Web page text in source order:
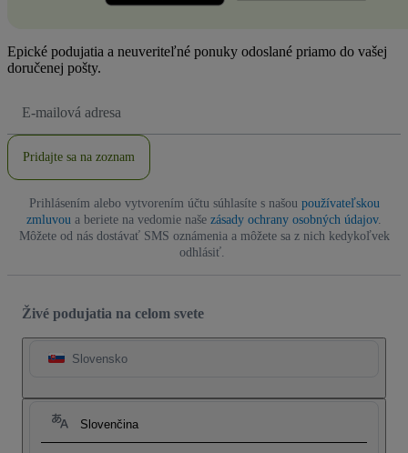
Epické podujatia a neuveriteľné ponuky odoslané priamo do vašej
doručenej pošty.
mailová
Pridajte sa na zoznam
Prihlásením alebo vytvorením účtu súhlasíte s našou používateľskou
zmluvou a beriete na vedomie naše zásady ochrany osobných údajov.
Môžete od nás dostávať SMS oznámenia a môžete sa z nich kedykoľvek
odhlásiť.
Živé podujatia na celom svete
Slovensko
Slovenčina